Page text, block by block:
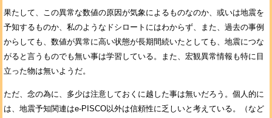
果たして、この異常な数値の原因が気象によるものなのか、或いは地震を
予知するものか、私のようなドシロートにはわからず、また、過去の事例
からしても、数値が異常に高い状態が長期間続いたとしても、地震につな
がると言うものでも無い事は学習している。また、宏観異常情報も特に目
立った物は無いようだ。
ただ、念の為に、多少は注意しておくに越した事は無いだろう。個人的に
は、地震予知関連はe-PISCO以外は信頼性に乏しいと考えている。（など